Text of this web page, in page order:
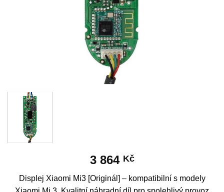
3 864 Kč
Displej Xiaomi Mi3 [Originál] – kompatibilní s modely